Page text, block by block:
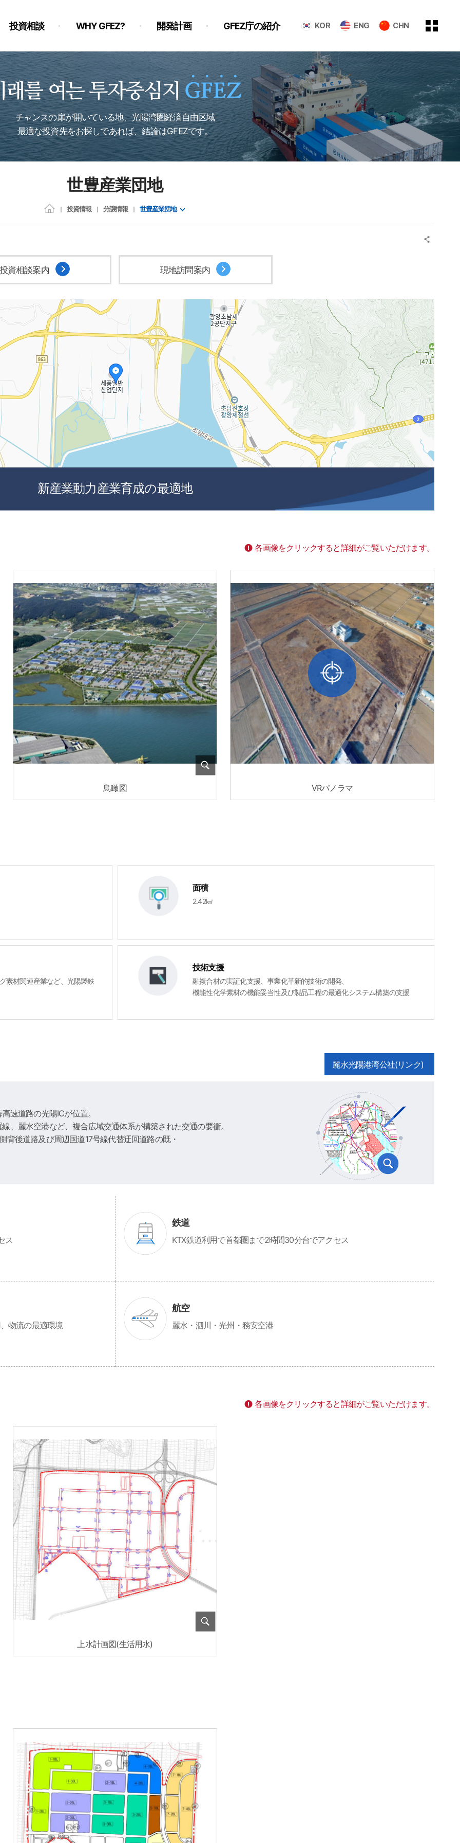
KOR ENG CHN
投資相談 WHY GFEZ? 開発計画 GFEZ庁の紹介
チャンスの扉が開いている地、光陽湾圏経済自由区域
最適な投資先をお探しであれば、結論はGFEZです。
世豊産業団地
投資情報 分譲情報 世豊産業団地
資相談案内 現地訪問案内
新産業動力産業育成の最適地
各画像をクリックすると詳細がご覧いただけます。
鳥瞰図 VRパノラマ
面積
2.42㎢
素材関連産業など、光陽製鉄
技術支援
融複合材の実証化支援、事業化革新的技術の開発、
機能性化学素材の機能妥当性及び製品工程の最適化システム構築の支援
麗水光陽港湾公社(リンク)
速道路の光陽ICが位置。
、麗水空港など、複合広域交通体系が構築された交通の要衝。
後道路及び周辺国道17号線代替迂回道路の既・
ス
鉄道
KTX鉄道利用で首都圏まで2時間30分台でアクセス
物流の最適環境
航空
麗水・泗川・光州・務安空港
各画像をクリックすると詳細がご覧いただけます。
上水計画図(生活用水)